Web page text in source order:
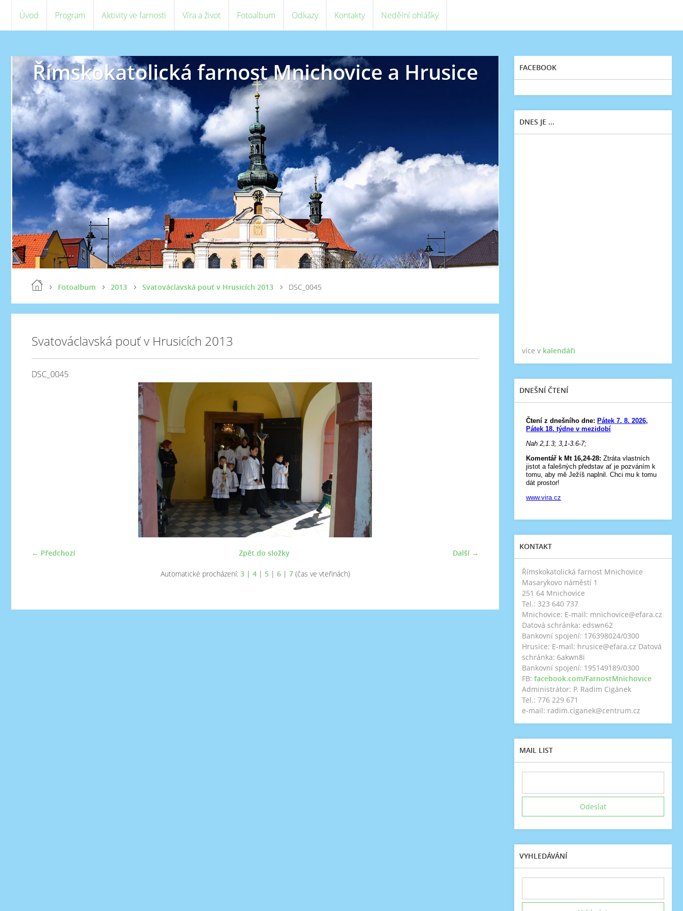
Úvod Program Aktivity ve farnosti Víra a život Fotoalbum Odkazy Kontakty Nedělní ohlášky
Římskokatolická farnost Mnichovice a Hrusice
Fotoalbum 2013 Svatováclavská pouť v Hrusicích 2013 DSC_0045
Svatováclavská pouť v Hrusicích 2013
DSC_0045
← Předchozí Další →
Zpět do složky
Automatické procházení: 3| 4| 5| 6| 7(čas ve vteřinách)
FACEBOOK
DNES JE ...
více v kalendáři
DNEŠNÍ ČTENÍ
KONTAKT
Římskokatolická farnost Mnichovice
Masarykovo náměstí 1
251 64 Mnichovice
Tel.: 323 640 737
Mnichovice: E-mail: mnichovice@efara.cz
Datová schránka: edswn62
Bankovní spojení: 176398024/0300
Hrusice: E-mail: hrusice@efara.cz Datová
schránka: 6akwn8i
Bankovní spojení: 195149189/0300
FB: facebook.com/FarnostMnichovice
Administrátor: P. Radim Cigánek
Tel.: 776 229 671
e-mail: radim.ciganek@centrum.cz
MAIL LIST
VYHLEDÁVÁNÍ